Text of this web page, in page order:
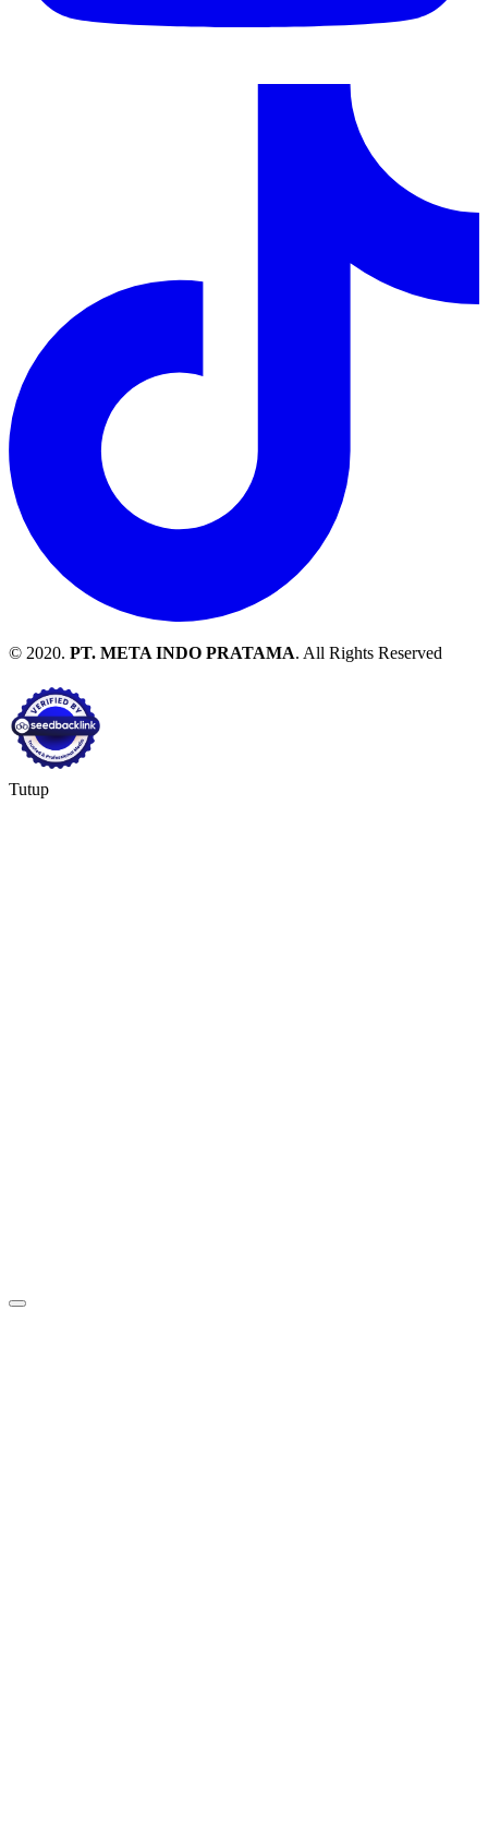
© 2020. PT. META INDO PRATAMA. All Rights Reserved
Tutup